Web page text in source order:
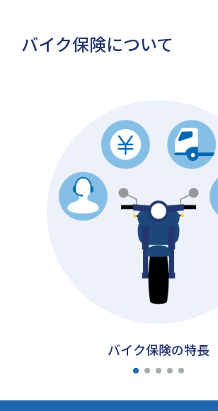
バイク保険について
バイク保険の特長